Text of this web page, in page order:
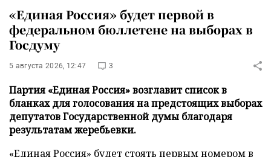
«Единая Россия» будет первой в
федеральном бюллетене на выборах в
Госдуму
5 августа 2026, 12:47 3
Партия «Единая Россия» возглавит список в
бланках для голосования на предстоящих выборах
депутатов Государственной думы благодаря
результатам жеребьевки.
«Единая Россия» будет стоять первым номером в